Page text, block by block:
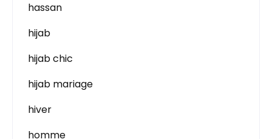
hassan
hijab
hijab chic
hijab mariage
hiver
homme